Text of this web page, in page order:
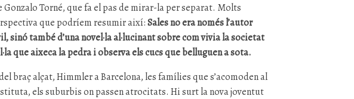
Torné, que fa el pas de mirar-la per separat. Molts
que podríem resumir així:Sales no era només l’autor
sinó també d’una novel·la al·lucinant sobre com vivia la societat
que aixeca la pedra i observa els cucs que belluguen a sota.
braç alçat, Himmler a Barcelona, les famílies que s’acomoden al
els suburbis on passen atrocitats. Hi surt la nova joventut